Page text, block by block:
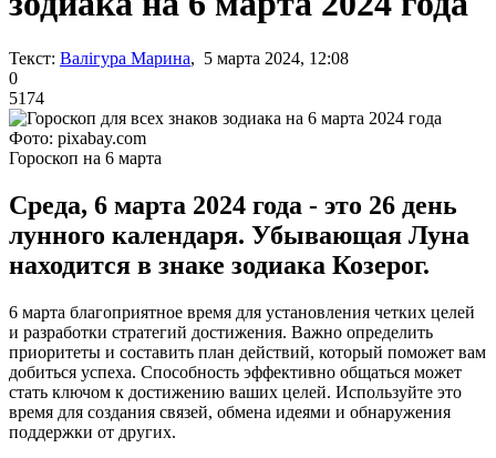
Текст: Валігура Марина, 5 марта 2024, 12:08
0
5174
Фото: pixabay.com
Гороскоп на 6 марта
Среда, 6 марта 2024 года - это 26 день
лунного календаря. Убывающая Луна
находится в знаке зодиака Козерог.
6 марта благоприятное время для установления четких целей
и разработки стратегий достижения. Важно определить
приоритеты и составить план действий, который поможет вам
добиться успеха. Способность эффективно общаться может
стать ключом к достижению ваших целей. Используйте это
время для создания связей, обмена идеями и обнаружения
поддержки от других.